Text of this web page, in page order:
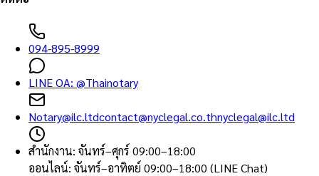
094-895-8999
LINE OA: @Thainotary
Notary@ilc.ltdcontact@nyclegal.co.thnyclegal@ilc.ltd
สำนักงาน: จันทร์–ศุกร์ 09:00–18:00
ออนไลน์: จันทร์–อาทิตย์ 09:00–18:00 (LINE Chat)